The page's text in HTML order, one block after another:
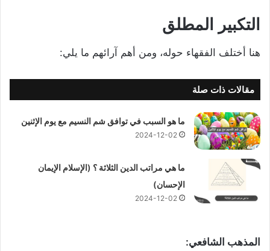
التكبير المطلق
هنا أختلف الفقهاء حوله، ومن أهم آرائهم ما يلي:
مقالات ذات صلة
ما هو السبب في توافق شم النسيم مع يوم الإثنين
2024-12-02
ما هي مراتب الدين الثلاثة ؟ (الإسلام الإيمان
الإحسان)
2024-12-02
المذهب الشافعي: